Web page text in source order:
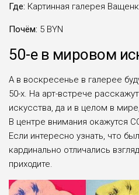
Где: Картинная галерея
Почём: 5 BYN
50-е в мировом
А в воскресенье в галерее
50-х. На арт-встрече
искусства, да и в целом в
В центре внимания окажутся
Если интересно узнать, что
кардинально отличались
приходите.